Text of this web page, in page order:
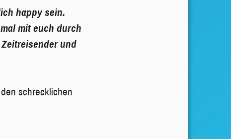
happy sein.
mit euch durch
und
schrecklichen